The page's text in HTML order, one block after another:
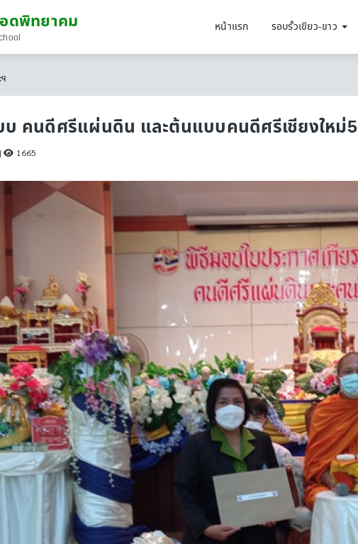
ดพิทยาคม หน้าแรก รอบรั้วเขียว-ขาว
บ คนดีศรีแผ่นดิน และต้นแบบคนดีศรีเชียงใหม่5
| 1665